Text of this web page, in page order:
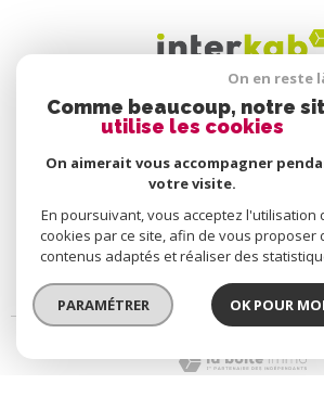
On en reste
Comme beaucoup, notre
utilise les cookies
On aimerait vous accompagner
votre visite.
En poursuivant, vous acceptez l'utilisation
cookies par ce site, afin de vous proposer
contenus adaptés et réaliser des
PARAMÉTRER OK POUR